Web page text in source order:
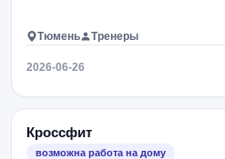
Тюмень Тренеры
2026-06-26
Кроссфит
возможна работа на дому